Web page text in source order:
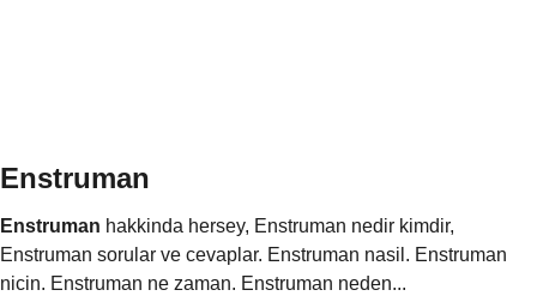
Enstruman
Enstruman hakkinda hersey, Enstruman nedir kimdir,
Enstruman sorular ve cevaplar. Enstruman nasil. Enstruman
nicin. Enstruman ne zaman. Enstruman neden...